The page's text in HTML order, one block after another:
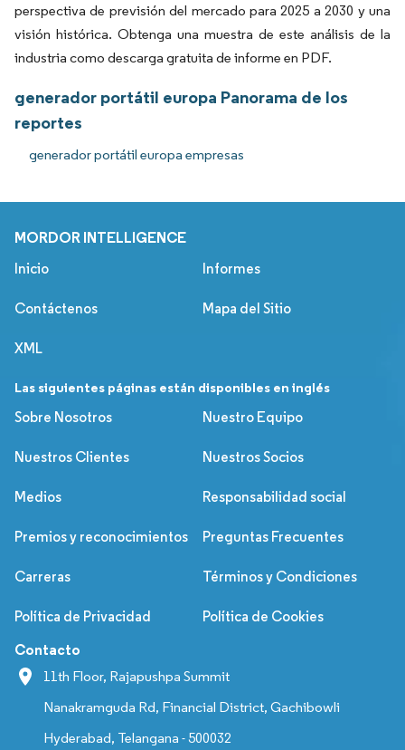
perspectiva de previsión del mercado para 2025 a 2030 y una
visión histórica. Obtenga una muestra de este análisis de la
industria como descarga gratuita de informe en PDF.
generador portátil europa Panorama de los
reportes
generador portátil europa empresas
MORDOR INTELLIGENCE
Inicio Informes
Contáctenos Mapa del Sitio
XML
Las siguientes páginas están disponibles en inglés
Sobre Nosotros
Nuestro Equipo
Nuestros Clientes Nuestros Socios
Medios Responsabilidad social
Premios y reconocimientos Preguntas Frecuentes
Carreras Términos y Condiciones
Política de Privacidad Política de Cookies
Contacto
11th Floor, Rajapushpa Summit
Nanakramguda Rd, Financial District, Gachibowli
Hyderabad, Telangana - 500032